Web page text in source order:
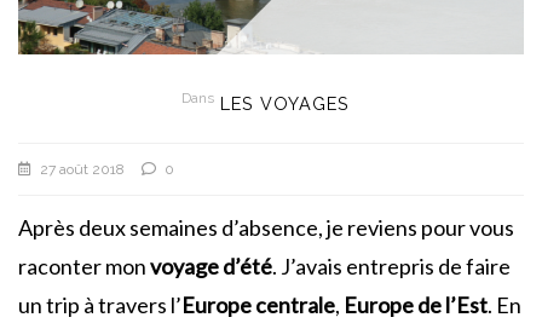
Dans LES VOYAGES
27 août 2018 0
Après deux semaines d’absence, je reviens pour vous
raconter monvoyage d’été. J’avais entrepris de faire
un trip à travers l’Europe centrale, Europe de l’Est. En